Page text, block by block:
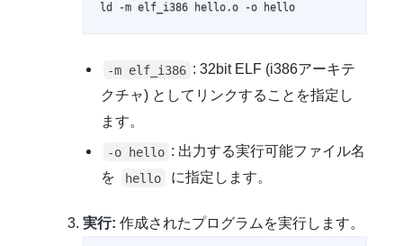
ld -m elf_i386 hello.o -o hello
-m elf_i386 : 32bit ELF (i386アーキテ
クチャ) としてリンクすることを指定し
ます。
-o hello : 出力する実行可能ファイル名
を
hello に指定します。
実行: 作成されたプログラムを実行します。